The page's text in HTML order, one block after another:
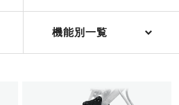
機能別一覧